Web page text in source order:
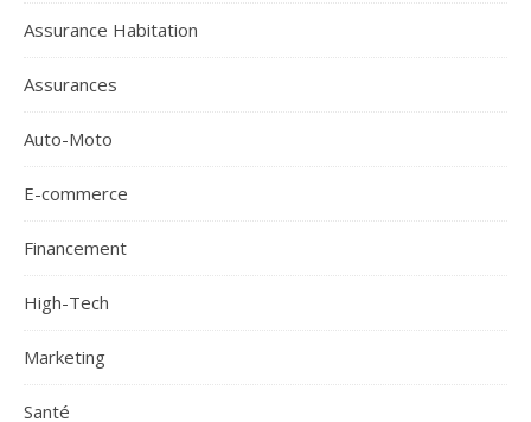
Assurance Habitation
Assurances
Auto-Moto
E-commerce
Financement
High-Tech
Marketing
Santé